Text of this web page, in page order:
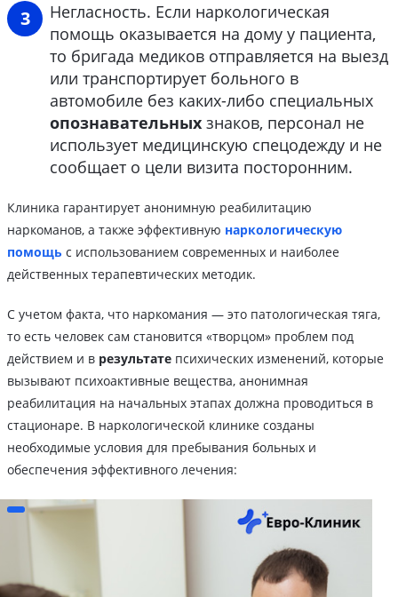
Негласность. Если наркологическая
помощь оказывается на дому у пациента,
то бригада медиков отправляется на выезд
или транспортирует больного в
автомобиле без каких-либо специальных
опознавательных знаков, персонал не
использует медицинскую спецодежду и не
сообщает о цели визита посторонним.
Клиника гарантирует анонимную реабилитацию
наркоманов, а также эффективную наркологическую
помощь с использованием современных и наиболее
действенных терапевтических методик.
С учетом факта, что наркомания — это патологическая тяга,
то есть человек сам становится «творцом» проблем под
действием и в результате психических изменений, которые
вызывают психоактивные вещества, анонимная
реабилитация на начальных этапах должна проводиться в
стационаре. В наркологической клинике созданы
необходимые условия для пребывания больных и
обеспечения эффективного лечения: